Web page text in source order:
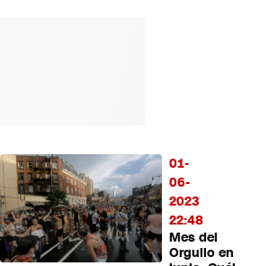
01-
06-
2023
22:48
Mes del
Orgullo en